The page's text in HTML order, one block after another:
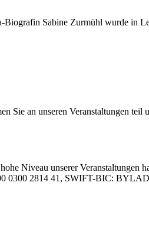
Sa­bi­ne Zur­mühl wur­de in
Sie an un­se­ren Ver­an­stal­tun­gen
Ni­veau un­se­rer Ver­an­stal­tun­gen
0300 2814 41, SWIFT-BIC: